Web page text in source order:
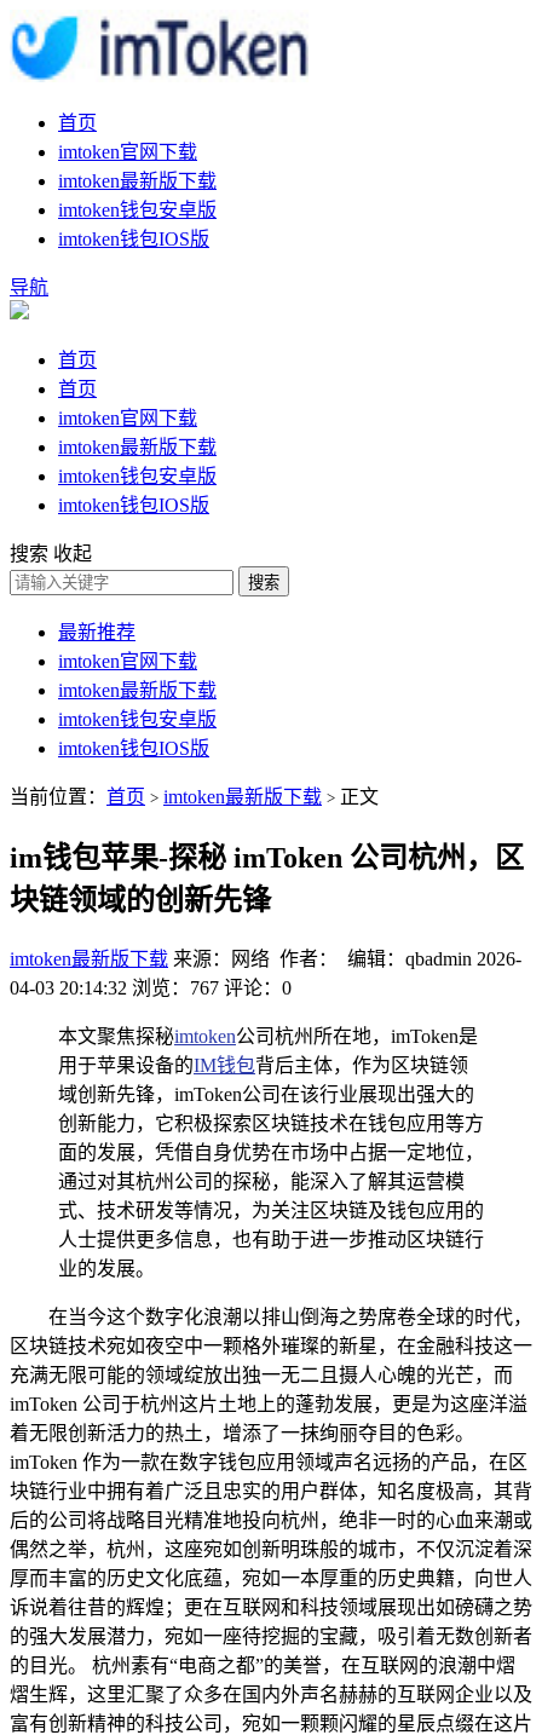
首页
imtoken官网下载
imtoken最新版下载
imtoken钱包安卓版
imtoken钱包IOS版
导航
首页
首页
imtoken官网下载
imtoken最新版下载
imtoken钱包安卓版
imtoken钱包IOS版
搜索 收起
搜索
最新推荐
imtoken官网下载
imtoken最新版下载
imtoken钱包安卓版
imtoken钱包IOS版
当前位置： 首页 > imtoken最新版下载 > 正文
im钱包苹果-探秘 imToken 公司杭州，区
块链领域的创新先锋
imtoken最新版下载 来源：网络 作者： 编辑：qbadmin 2026-
04-03 20:14:32 浏览：767 评论：0
本文聚焦探秘imtoken公司杭州所在地，imToken是
用于苹果设备的IM钱包背后主体，作为区块链领
域创新先锋，imToken公司在该行业展现出强大的
创新能力，它积极探索区块链技术在钱包应用等方
面的发展，凭借自身优势在市场中占据一定地位，
通过对其杭州公司的探秘，能深入了解其运营模
式、技术研发等情况，为关注区块链及钱包应用的
人士提供更多信息，也有助于进一步推动区块链行
业的发展。
在当今这个数字化浪潮以排山倒海之势席卷全球的时代，
区块链技术宛如夜空中一颗格外璀璨的新星，在金融科技这一
充满无限可能的领域绽放出独一无二且摄人心魄的光芒，而
imToken 公司于杭州这片土地上的蓬勃发展，更是为这座洋溢
着无限创新活力的热土，增添了一抹绚丽夺目的色彩。
imToken 作为一款在数字钱包应用领域声名远扬的产品，在区
块链行业中拥有着广泛且忠实的用户群体，知名度极高，其背
后的公司将战略目光精准地投向杭州，绝非一时的心血来潮或
偶然之举，杭州，这座宛如创新明珠般的城市，不仅沉淀着深
厚而丰富的历史文化底蕴，宛如一本厚重的历史典籍，向世人
诉说着往昔的辉煌；更在互联网和科技领域展现出如磅礴之势
的强大发展潜力，宛如一座待挖掘的宝藏，吸引着无数创新者
的目光。 杭州素有“电商之都”的美誉，在互联网的浪潮中熠
熠生辉，这里汇聚了众多在国内外声名赫赫的互联网企业以及
富有创新精神的科技公司，宛如一颗颗闪耀的星辰点缀在这片